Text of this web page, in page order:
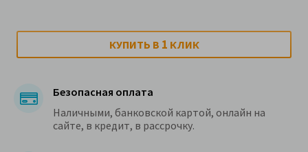
КУПИТЬ В 1 КЛИК
Безопасная оплата
Наличными, банковской картой, онлайн на
сайте, в кредит, в рассрочку.